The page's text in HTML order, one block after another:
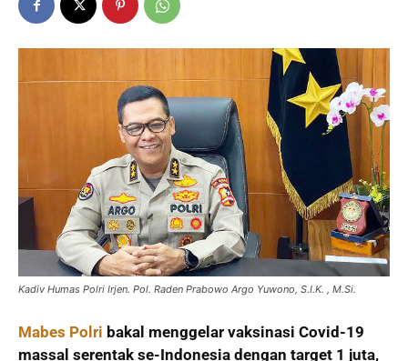
Kadiv Humas Polri Irjen. Pol. Raden Prabowo Argo Yuwono, S.I.K. , M.Si.
Mabes Polri bakal menggelar vaksinasi Covid-19
massal serentak se-Indonesia dengan target 1 juta,